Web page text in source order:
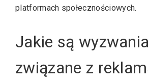
platformach społecznościowych.
Jakie są wyzwania
związane z